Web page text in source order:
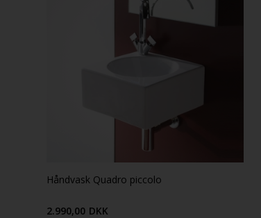
Håndvask Quadro piccolo
2.990,00 DKK